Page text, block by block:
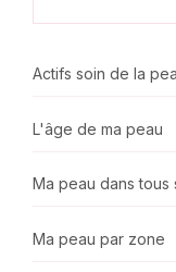
Actifs soin de la
L'âge de ma peau
Ma peau dans tous
Ma peau par zone